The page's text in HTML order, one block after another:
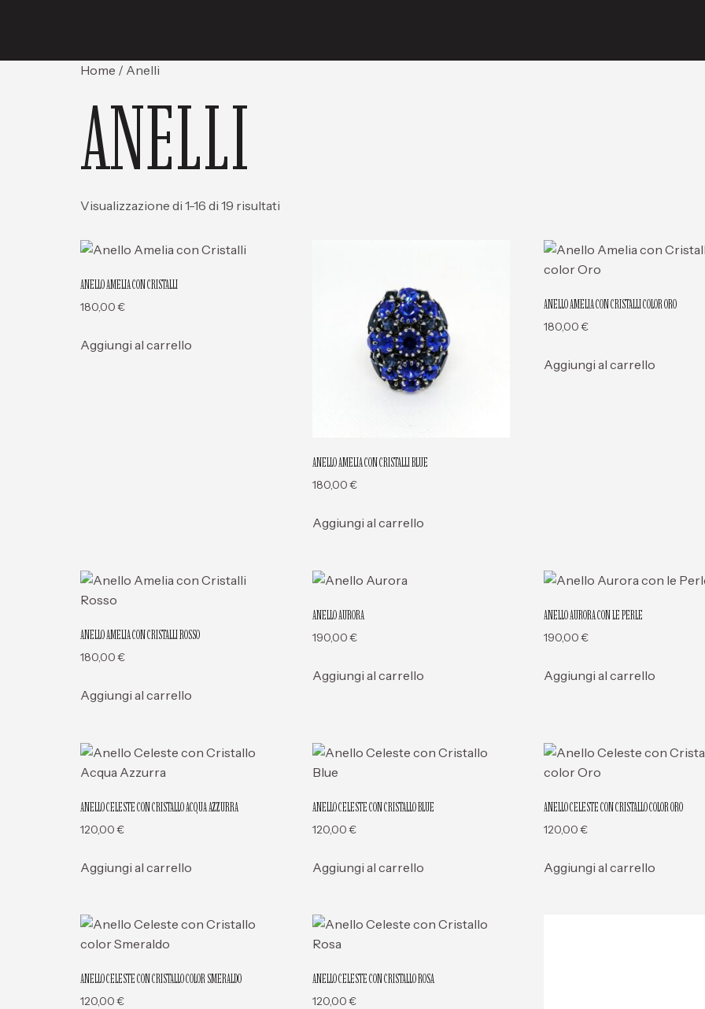
Home / Anelli
ANELLI
Visualizzazione di 1-16 di 19 risultati
ANELLO AMELIA CON CRISTALLI
180,00€
Aggiungi al carrello
ANELLO AMELIA CON CRISTALLI BLUE
180,00€
Aggiungi al carrello
ANELLO AMELIA CON CRISTALLI COLOR ORO
180,00€
Aggiungi al carrello
ANELLO AMELIA CON CRISTALLI ROSSO
180,00€
Aggiungi al carrello
ANELLO AURORA
190,00€
Aggiungi al carrello
ANELLO AURORA CON LE PERLE
190,00€
Aggiungi al carrello
ANELLO CELESTE CON CRISTALLO ACQUA AZZURRA
120,00€
Aggiungi al carrello
ANELLO CELESTE CON CRISTALLO BLUE
120,00€
Aggiungi al carrello
ANELLO CELESTE CON CRISTALLO COLOR ORO
120,00€
Aggiungi al carrello
ANELLO CELESTE CON CRISTALLO COLOR SMERALDO
120,00€
ANELLO CELESTE CON CRISTALLO ROSA
120,00€